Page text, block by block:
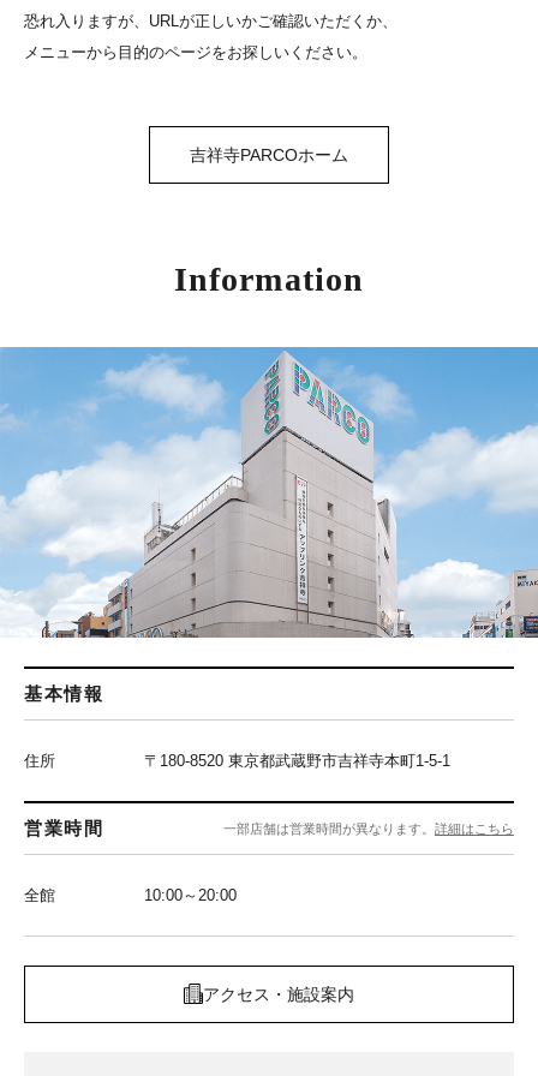
恐れ入りますが、URLが正しいかご確認いただくか、
メニューから目的のページをお探しいください。
吉祥寺PARCOホーム
Information
基本情報
住所 〒180-8520 東京都武蔵野市吉祥寺本町1-5-1
営業時間 一部店舗は営業時間が異なります。 詳細はこちら
全館 10:00～20:00
アクセス・施設案内